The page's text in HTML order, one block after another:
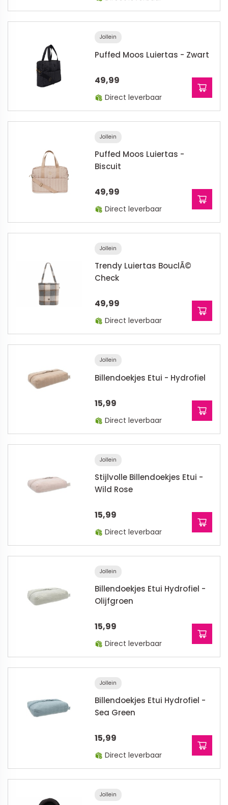
Jollein
Puffed Moos Luiertas - Zwart
49,99
Direct leverbaar
Jollein
Puffed Moos Luiertas -
Biscuit
49,99
Direct leverbaar
Jollein
Trendy Luiertas BouclÃ©
Check
49,99
Direct leverbaar
Jollein
Billendoekjes Etui - Hydrofiel
15,99
Direct leverbaar
Jollein
Stijlvolle Billendoekjes Etui -
Wild Rose
15,99
Direct leverbaar
Jollein
Billendoekjes Etui Hydrofiel -
Olijfgroen
15,99
Direct leverbaar
Jollein
Billendoekjes Etui Hydrofiel -
Sea Green
15,99
Direct leverbaar
Jollein